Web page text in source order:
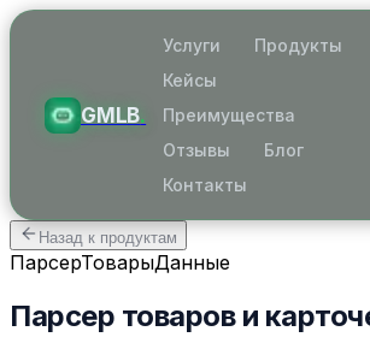
GMLB.
Услуги
Продукты
Кейсы
Преимущества
Отзывы
Блог
Контакты
Назад к продуктам
ПарсерТоварыДанные
Парсер товаров и